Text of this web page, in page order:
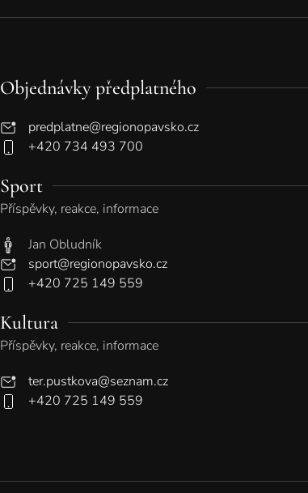
Objednávky předplatného
predplatne@regionopavsko.cz
+420 734 493 700
Sport
Příspěvky, reakce, informace
Jan Obludník
sport@regionopavsko.cz
+420 725 149 559
Kultura
Příspěvky, reakce, informace
ter.pustkova@seznam.cz
+420 725 149 559